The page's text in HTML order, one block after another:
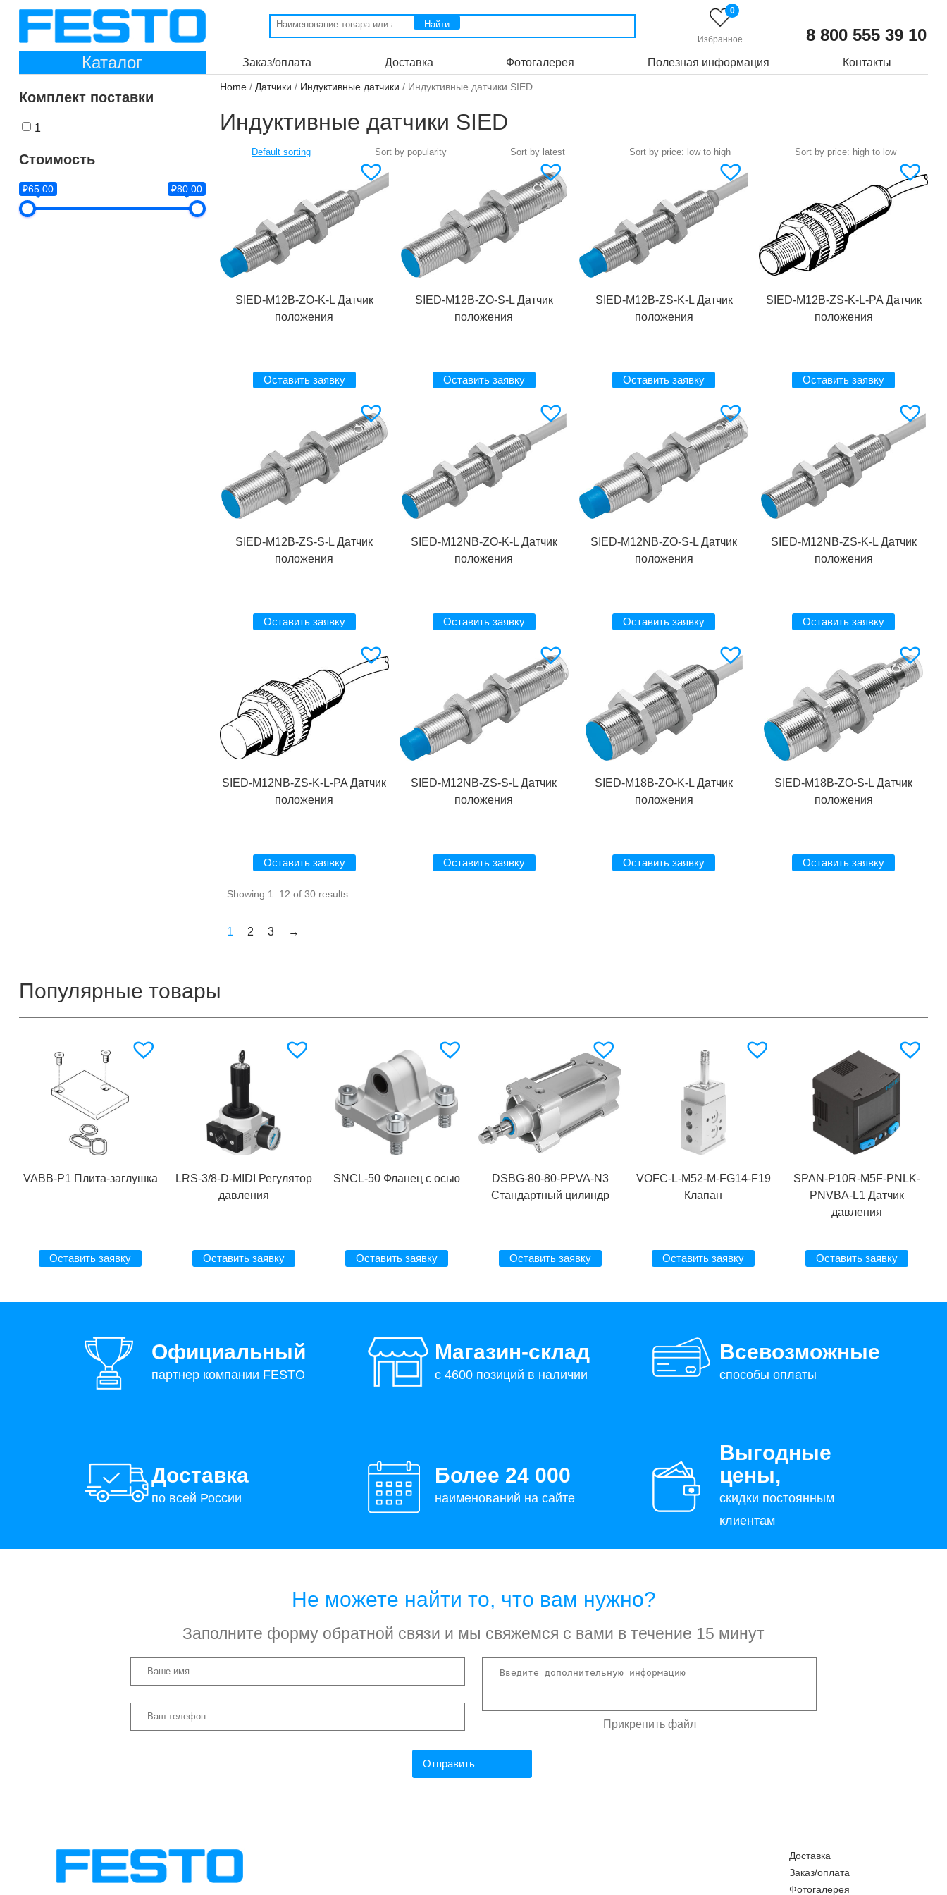
Избранное
0
8 800 555 39 10
Каталог
Заказ/оплата Доставка Фотогалерея Полезная информация Контакты
Комплект поставки
1
Стоимость
₽65.00 ₽80.00
Home/ Датчики / Индуктивные датчики / Индуктивные датчики SIED
Индуктивные датчики SIED
SIED-M12B-ZO-K-L Датчик
положения
Оставить заявку
SIED-M12B-ZO-S-L Датчик
положения
Оставить заявку
SIED-M12B-ZS-K-L Датчик
положения
Оставить заявку
SIED-M12B-ZS-K-L-PA Датчик
положения
Оставить заявку
SIED-M12B-ZS-S-L Датчик
положения
Оставить заявку
SIED-M12NB-ZO-K-L Датчик
положения
Оставить заявку
SIED-M12NB-ZO-S-L Датчик
положения
Оставить заявку
SIED-M12NB-ZS-K-L Датчик
положения
Оставить заявку
SIED-M12NB-ZS-K-L-PA Датчик
положения
Оставить заявку
SIED-M12NB-ZS-S-L Датчик
положения
Оставить заявку
SIED-M18B-ZO-K-L Датчик
положения
Оставить заявку
SIED-M18B-ZO-S-L Датчик
положения
Оставить заявку
Showing 1–12 of 30 results
1 2 3 →
Популярные товары
VABB-P1 Плита-заглушка
Оставить заявку
LRS-3/8-D-MIDI Регулятор
давления
Оставить заявку
SNCL-50 Фланец с осью
Оставить заявку
DSBG-80-80-PPVA-N3
Стандартный цилиндр
Оставить заявку
VOFC-L-M52-M-FG14-F19
Клапан
Оставить заявку
SPAN-P10R-M5F-PNLK-
PNVBA-L1 Датчик
давления
Оставить заявку
Официальный
партнер компании FESTO
Магазин-склад
с 4600 позиций в наличии
Всевозможные
способы оплаты
Доставка
по всей России
Более 24 000
наименований на сайте
Выгодные
цены,
скидки постоянным
клиентам
Не можете найти то, что вам нужно?
Заполните форму обратной связи и мы свяжемся с вами в течение 15 минут
Доставка
Заказ/оплата
Фотогалерея